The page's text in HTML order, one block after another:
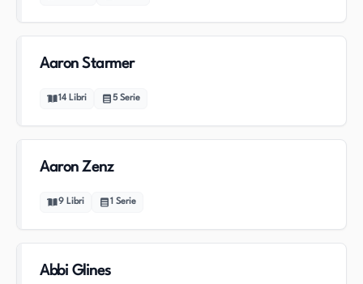
Aaron Starmer
14 Libri 5 Serie
Aaron Zenz
9 Libri 1 Serie
Abbi Glines